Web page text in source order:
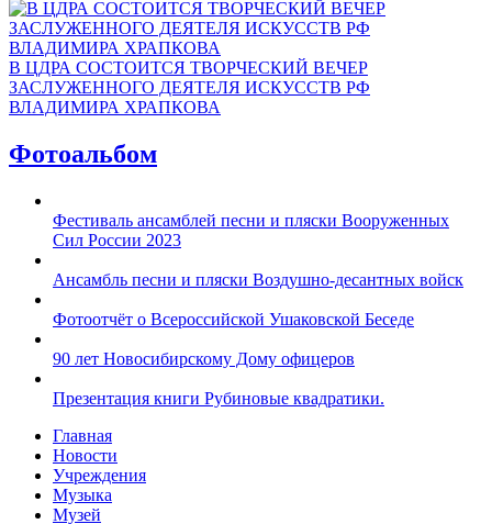
В ЦДРА СОСТОИТСЯ ТВОРЧЕСКИЙ ВЕЧЕР
ЗАСЛУЖЕННОГО ДЕЯТЕЛЯ ИСКУССТВ РФ
ВЛАДИМИРА ХРАПКОВА
Фотоальбом
Фестиваль ансамблей песни и пляски Вооруженных
Сил России 2023
Ансамбль песни и пляски Воздушно-десантных войск
Фотоотчёт о Всероссийской Ушаковской Беседе
90 лет Новосибирскому Дому офицеров
Презентация книги Рубиновые квадратики.
Главная
Новости
Учреждения
Музыка
Музей